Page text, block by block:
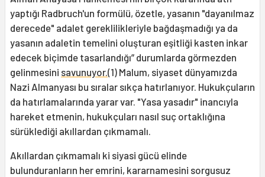
yaptığı Radbruch'un formülü, özetle, yasanın "dayanılmaz
derecede" adalet gereklilikleriyle bağdaşmadığı ya da
yasanın adaletin temelini oluşturan eşitliği kasten inkar
edecek biçimde tasarlandığı” durumlarda görmezden
gelinmesini savunuyor.(1) Malum, siyaset dünyamızda
Nazi Almanyası bu sıralar sıkça hatırlanıyor. Hukukçuların
da hatırlamalarında yarar var. "Yasa yasadır" inancıyla
hareket etmenin, hukukçuları nasıl suç ortaklığına
sürüklediği akıllardan çıkmamalı.
Akıllardan çıkmamalı ki siyasi gücü elinde
bulunduranların her emrini, kararnamesini sorgusuz